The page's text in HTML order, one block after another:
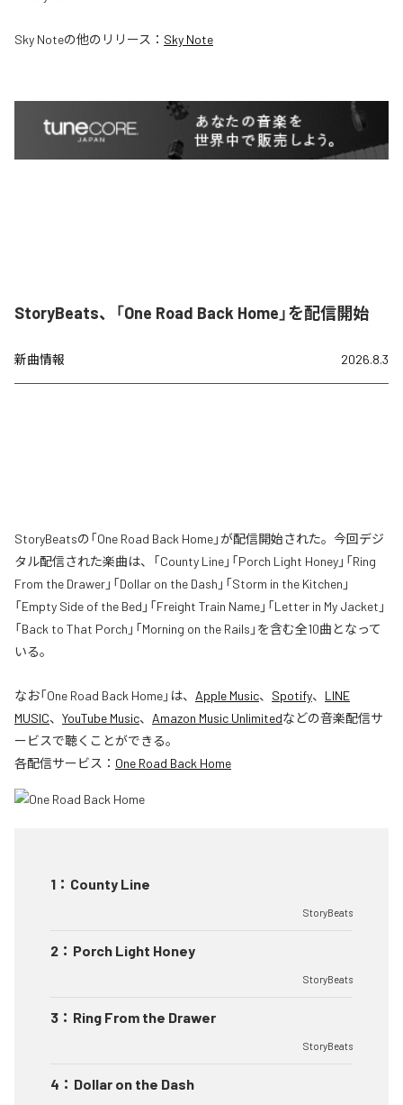
Sky Noteの他のリリース： Sky Note
StoryBeats、「One Road Back Home」を配信開始
新曲情報 2026.8.3
StoryBeatsの「One Road Back Home」が配信開始された。今回デジ
タル配信された楽曲は、「County Line」「Porch Light Honey」「Ring
From the Drawer」「Dollar on the Dash」「Storm in the Kitchen」
「Empty Side of the Bed」「Freight Train Name」「Letter in My Jacket」
「Back to That Porch」「Morning on the Rails」を含む全10曲となって
いる。
なお「One Road Back Home」は、 Apple Music、 Spotify、 LINE
MUSIC、 YouTube Music、 Amazon Music Unlimitedなどの音楽配信サ
ービスで聴くことができる。
各配信サービス： One Road Back Home
1 ： County Line
StoryBeats
2 ： Porch Light Honey
StoryBeats
3 ： Ring From the Drawer
StoryBeats
4 ： Dollar on the Dash